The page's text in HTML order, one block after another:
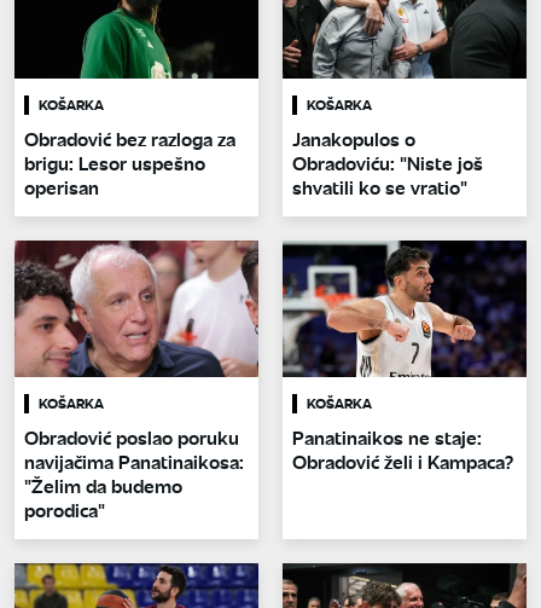
KOŠARKA
Obradović bez razloga za
brigu: Lesor uspešno
operisan
KOŠARKA
Janakopulos o
Obradoviću: "Niste još
shvatili ko se vratio"
KOŠARKA
Obradović poslao poruku
navijačima Panatinaikosa:
"Želim da budemo
porodica"
KOŠARKA
Panatinaikos ne staje:
Obradović želi i Kampaca?